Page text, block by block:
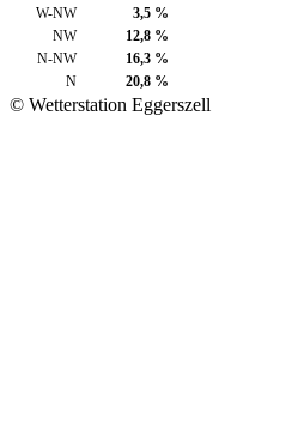
W-NW
3,5 %
NW
12,8 %
N-NW
16,3 %
N
20,8 %
© Wetterstation Eggerszell